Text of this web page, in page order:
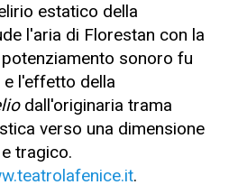
estatico della
l'aria di Florestan con la
sonoro fu
e l'effetto della
dall'originaria trama
verso una dimensione
tragico.
.